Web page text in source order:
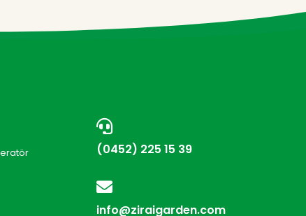
(0452) 225 15 39
info@ziraigarden.com